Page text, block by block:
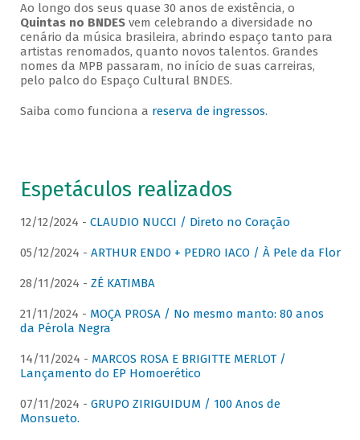
Ao longo dos seus quase 30 anos de existência, o
Quintas no BNDESvem celebrando a diversidade no
cenário da música brasileira, abrindo espaço tanto para
artistas renomados, quanto novos talentos. Grandes
nomes da MPB passaram, no início de suas carreiras,
pelo palco do Espaço Cultural BNDES.
Saiba como funciona a reserva de ingressos.
Espetáculos realizados
12/12/2024 - CLAUDIO NUCCI / Direto no Coração
05/12/2024 - ARTHUR ENDO + PEDRO IACO / À Pele da Flor
28/11/2024 - ZÉ KATIMBA
21/11/2024 - MOÇA PROSA / No mesmo manto: 80 anos
da Pérola Negra
14/11/2024 - MARCOS ROSA E BRIGITTE MERLOT /
Lançamento do EP Homoerético
07/11/2024 - GRUPO ZIRIGUIDUM / 100 Anos de
Monsueto.